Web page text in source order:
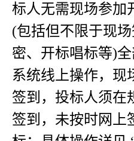
标人无需现场参加
(包括但不限于现
密、开标唱标等)
系统线上操作，现
签到，投标人须在
签到，未按时网上